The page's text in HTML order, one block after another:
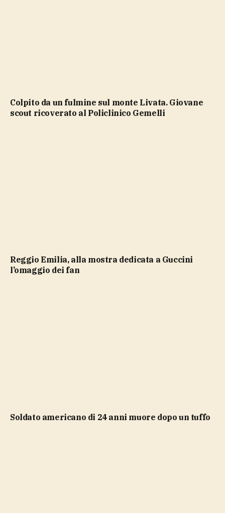
Colpito da un fulmine sul monte Livata. Giovane
scout ricoverato al Policlinico Gemelli
Reggio Emilia, alla mostra dedicata a Guccini
l’omaggio dei fan
soldato americano di 24 anni muore dopo un tuffo